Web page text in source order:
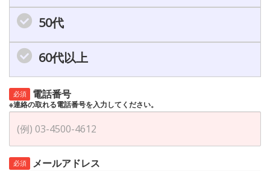
50代
60代以上
必須 電話番号
※連絡の取れる電話番号を入力してください。
必須 メールアドレス